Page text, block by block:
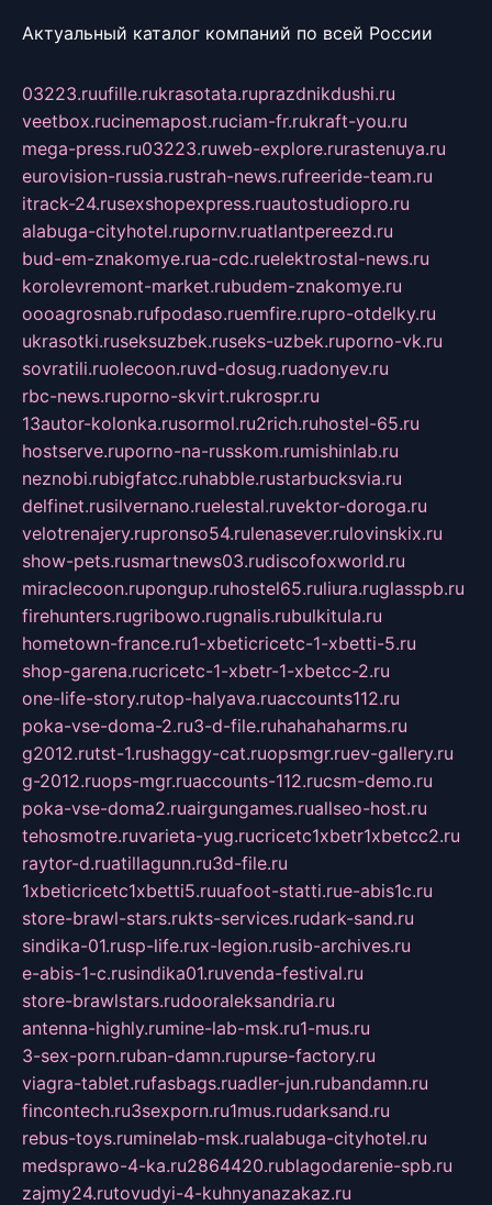
Актуальный каталог компаний по всей России
03223.ruufille.rukrasotata.ruprazdnikdushi.ru
veetbox.rucinemapost.ruciam-fr.rukraft-you.ru
mega-press.ru03223.ruweb-explore.rurastenuya.ru
eurovision-russia.rustrah-news.rufreeride-team.ru
itrack-24.rusexshopexpress.ruautostudiopro.ru
alabuga-cityhotel.rupornv.ruatlantpereezd.ru
bud-em-znakomye.rua-cdc.ruelektrostal-news.ru
korolevremont-market.rubudem-znakomye.ru
oooagrosnab.rufpodaso.ruemfire.rupro-otdelky.ru
ukrasotki.ruseksuzbek.ruseks-uzbek.ruporno-vk.ru
sovratili.ruolecoon.ruvd-dosug.ruadonyev.ru
rbc-news.ruporno-skvirt.rukrospr.ru
13autor-kolonka.rusormol.ru2rich.ruhostel-65.ru
hostserve.ruporno-na-russkom.rumishinlab.ru
neznobi.rubigfatcc.ruhabble.rustarbucksvia.ru
delfinet.rusilvernano.ruelestal.ruvektor-doroga.ru
velotrenajery.rupronso54.rulenasever.rulovinskix.ru
show-pets.rusmartnews03.rudiscofoxworld.ru
miraclecoon.rupongup.ruhostel65.ruliura.ruglasspb.ru
firehunters.rugribowo.rugnalis.rubulkitula.ru
hometown-france.ru1-xbeticricetc-1-xbetti-5.ru
shop-garena.rucricetc-1-xbetr-1-xbetcc-2.ru
one-life-story.rutop-halyava.ruaccounts112.ru
poka-vse-doma-2.ru3-d-file.ruhahahaharms.ru
g2012.rutst-1.rushaggy-cat.ruopsmgr.ruev-gallery.ru
g-2012.ruops-mgr.ruaccounts-112.rucsm-demo.ru
poka-vse-doma2.ruairgungames.ruallseo-host.ru
tehosmotre.ruvarieta-yug.rucricetc1xbetr1xbetcc2.ru
raytor-d.ruatillagunn.ru3d-file.ru
1xbeticricetc1xbetti5.ruuafoot-statti.rue-abis1c.ru
store-brawl-stars.rukts-services.rudark-sand.ru
sindika-01.rusp-life.rux-legion.rusib-archives.ru
e-abis-1-c.rusindika01.ruvenda-festival.ru
store-brawlstars.rudooraleksandria.ru
antenna-highly.rumine-lab-msk.ru1-mus.ru
3-sex-porn.ruban-damn.rupurse-factory.ru
viagra-tablet.rufasbags.ruadler-jun.rubandamn.ru
fincontech.ru3sexporn.ru1mus.rudarksand.ru
rebus-toys.ruminelab-msk.rualabuga-cityhotel.ru
medsprawo-4-ka.ru2864420.rublagodarenie-spb.ru
zajmy24.rutovudyi-4-kuhnyanazakaz.ru